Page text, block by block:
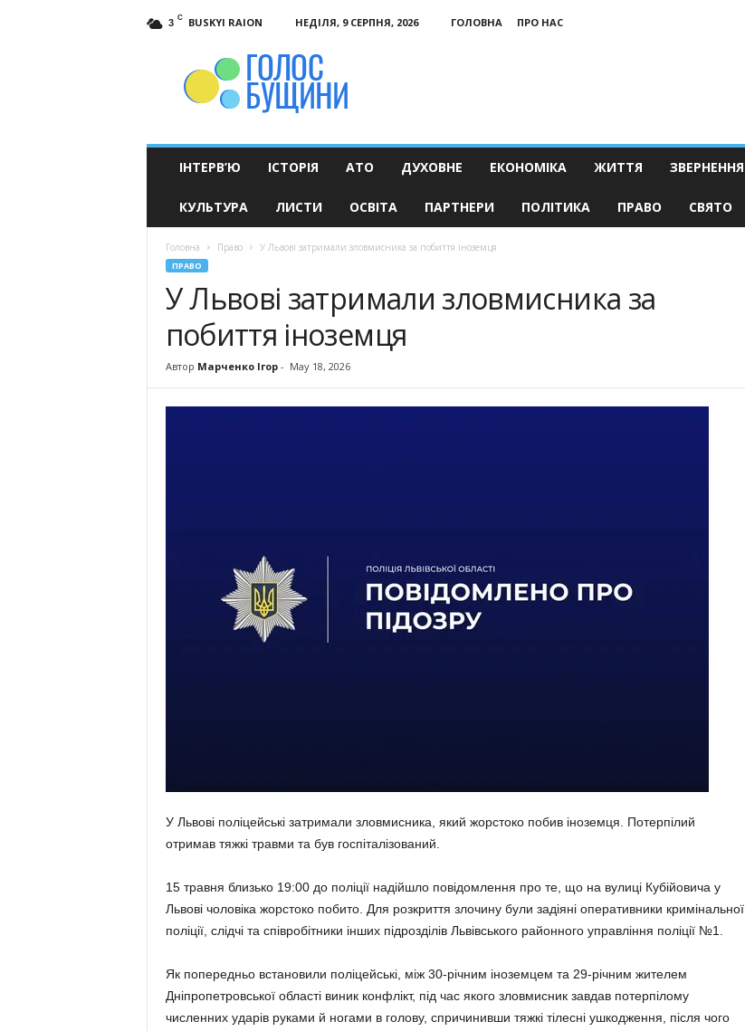
3 C BUSKYI RAION НЕДІЛЯ, 9 СЕРПНЯ, 2026 ГОЛОВНА
ПРО НАС
ІНТЕРВ’Ю ІСТОРІЯ АТО ДУХОВНЕ ЕКОНОМІКА ЖИТТЯ ЗВЕРНЕННЯ
КУЛЬТУРА ЛИСТИ ОСВІТА ПАРТНЕРИ ПОЛІТИКА ПРАВО СВЯТО
Головна Право У Львові затримали зловмисника за побиття іноземця
ПРАВО
У Львові затримали зловмисника за
побиття іноземця
Автор Марченко Ігор- May 18, 2026
У Львові поліцейські затримали зловмисника, який жорстоко побив іноземця. Потерпілий
отримав тяжкі травми та був госпіталізований.
15 травня близько 19:00 до поліції надійшло повідомлення про те, що на вулиці Кубійовича у
Львові чоловіка жорстоко побито. Для розкриття злочину були задіяні оперативники кримінальної
поліції, слідчі та співробітники інших підрозділів Львівського районного управління поліції №1.
Як попередньо встановили поліцейські, між 30-річним іноземцем та 29-річним жителем
Дніпропетровської області виник конфлікт, під час якого зловмисник завдав потерпілому
численних ударів руками й ногами в голову, спричинивши тяжкі тілесні ушкодження, після чого